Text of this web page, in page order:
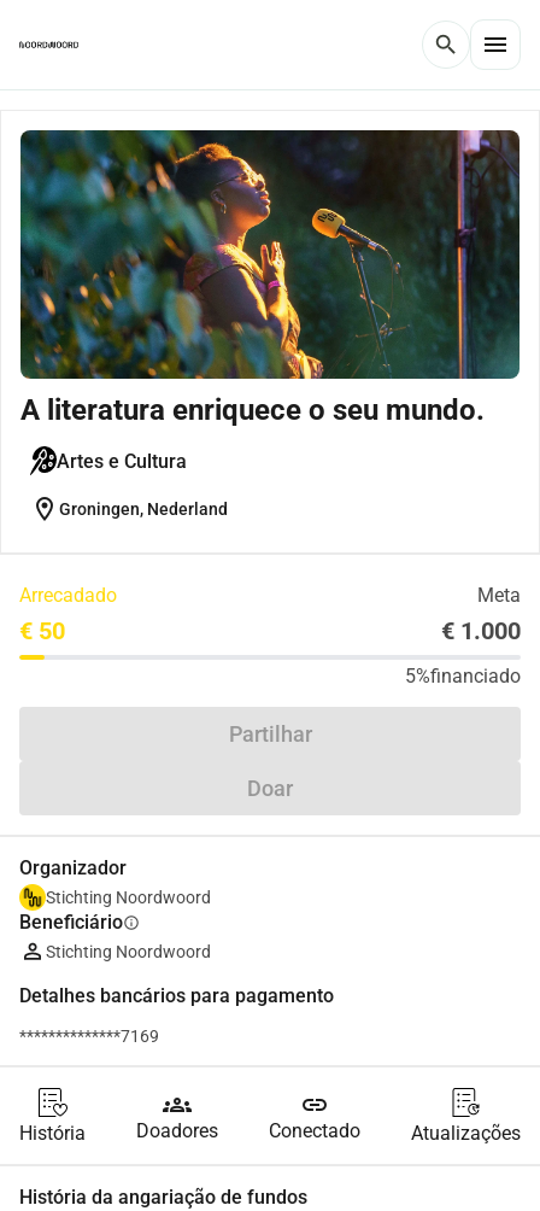
search menu
A literatura enriquece o seu mundo.
Artes e Cultura
location_on Groningen, Nederland
Arrecadado Meta
€ 50 € 1.000
5%financiado
Partilhar
Doar
Organizador
Stichting Noordwoord
Beneficiárioinfo
Stichting Noordwoord
Detalhes bancários para pagamento
**************7169
História
groups
Doadores
link
Conectado Atualizações
História da angariação de fundos